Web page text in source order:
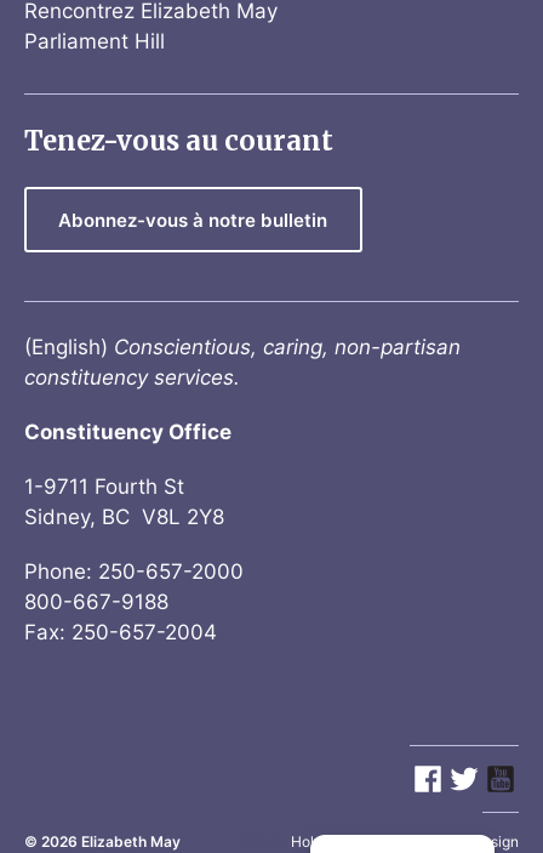
Rencontrez Elizabeth May
Parliament Hill
Tenez-vous au courant
Abonnez-vous à notre bulletin
(English) Conscientious, caring, non-partisan
constituency services.
Constituency Office
1-9711 Fourth St
Sidney, BC V8L 2Y8
Phone: 250-657-2000
800-667-9188
Fax: 250-657-2004
© 2026 Elizabeth May Holy Cow Communication Design